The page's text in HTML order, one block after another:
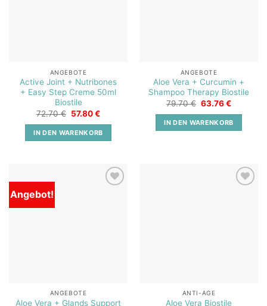
ANGEBOTE
Active Joint + Nutribones
+ Easy Step Creme 50ml
Biostile
72.70€ Ursprünglicher
war:
72.70 €
57.80€Aktueller
ist:
57.80 €.
IN DEN WARENKORB
ANGEBOTE
Aloe Vera + Curcumin +
Shampoo Therapy Biostile
79.70€ Ursprünglicher
war:
79.70 €
63.76€Aktueller
ist:
63.76 €.
IN DEN WARENKORB
Angebot!
ANGEBOTE
Aloe Vera + Glands Support
ANTI-AGE
Aloe Vera Biostile